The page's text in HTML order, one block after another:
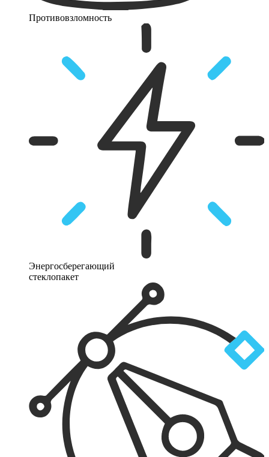
Противовзломность
Энергосберегающий
стеклопакет